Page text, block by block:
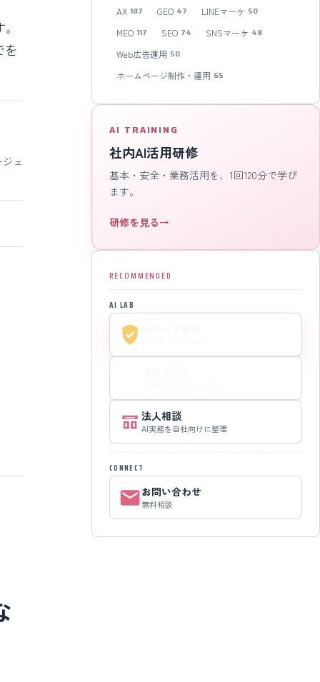
を
ェ
AX 187 GEO 47 LINEマーケ 50
MEO 117 SEO 74 SNSマーケ 48
Web広告運用 50
ホームページ制作・運用 65
AI TRAINING
社内AI活用研修
基本・安全・業務活用を、1回120分で学び
ます。
研修を見る→
RECOMMENDED
AI LAB
法人相談
AI実務を自社向けに整理
CONNECT
お問い合わせ
無料相談